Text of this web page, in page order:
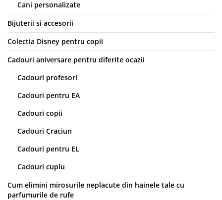
Cani personalizate
Bijuterii si accesorii
Colectia Disney pentru copii
Cadouri aniversare pentru diferite ocazii
Cadouri profesori
Cadouri pentru EA
Cadouri copii
Cadouri Craciun
Cadouri pentru EL
Cadouri cuplu
Cum elimini mirosurile neplacute din hainele tale cu
parfumurile de rufe